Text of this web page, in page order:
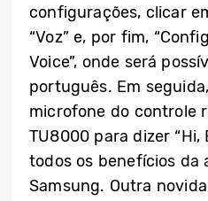
configurações, clicar
“Voz” e, por fim,
Voice”, onde será
português. Em
microfone do controle
TU8000 para dizer
todos os benefícios da
Samsung. Outra